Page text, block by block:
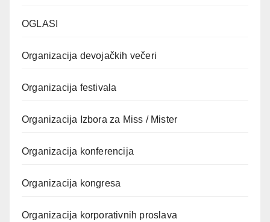
OGLASI
Organizacija devojačkih večeri
Organizacija festivala
Organizacija Izbora za Miss / Mister
Organizacija konferencija
Organizacija kongresa
Organizacija korporativnih proslava